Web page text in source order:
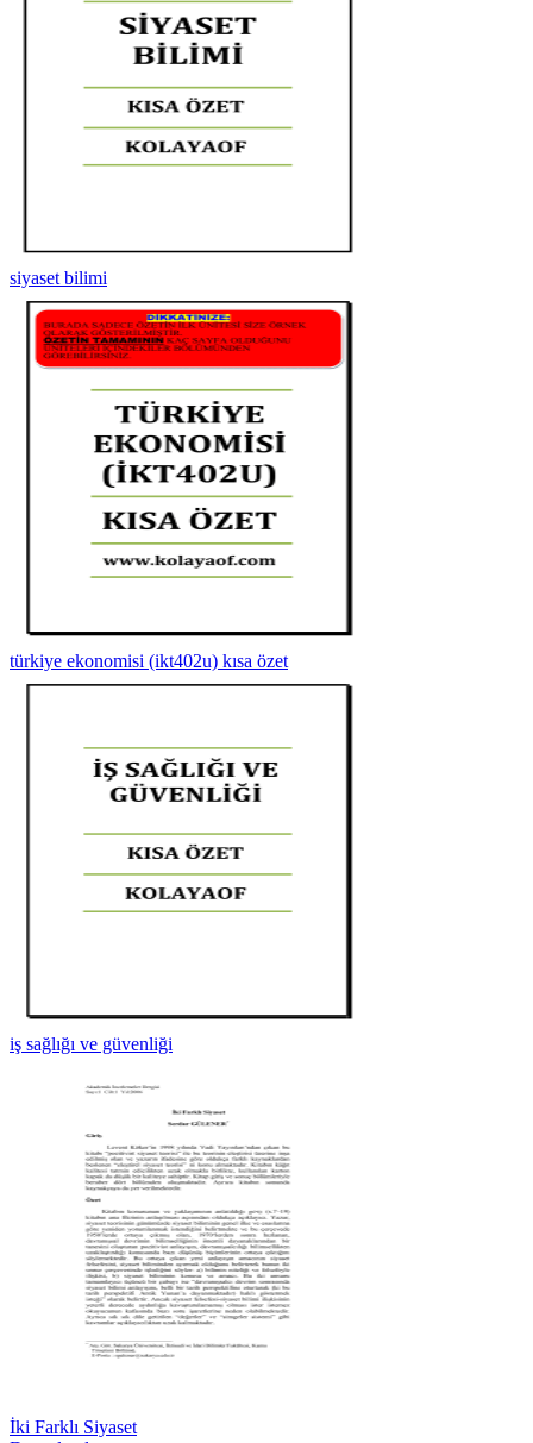
siyaset bilimi
türkiye ekonomisi (ikt402u) kısa özet
iş sağlığı ve güvenliği
İki Farklı Siyaset